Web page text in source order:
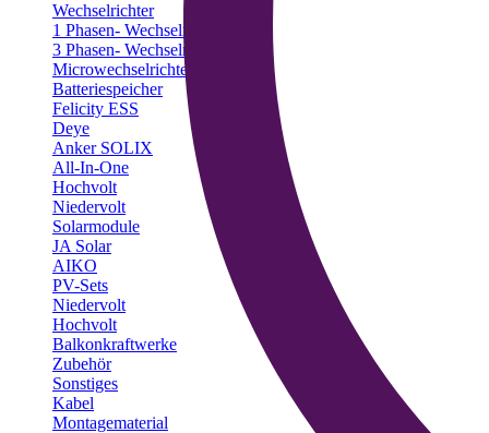
Wechselrichter
1 Phasen- Wechselrichter
3 Phasen- Wechselrichter
Microwechselrichter
Batteriespeicher
Felicity ESS
Deye
Anker SOLIX
All-In-One
Hochvolt
Niedervolt
Solarmodule
JA Solar
AIKO
PV-Sets
Niedervolt
Hochvolt
Balkonkraftwerke
Zubehör
Sonstiges
Kabel
Montagematerial